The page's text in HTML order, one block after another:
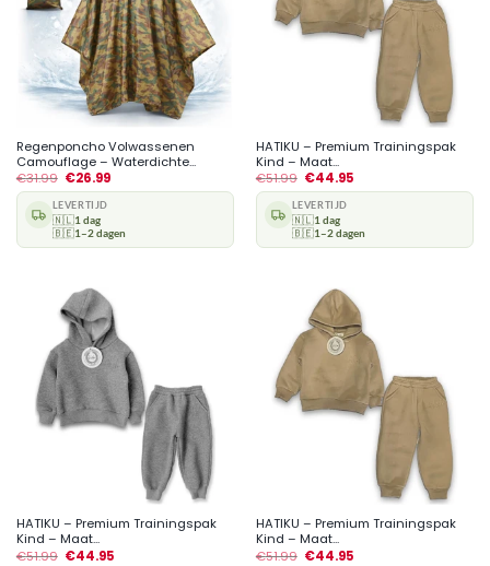
Regenponcho Volwassenen
Camouflage – Waterdichte...
€31.99 €26.99
LEVERTIJD
🇳🇱1 dag
🇧🇪1–2 dagen
HATIKU – Premium Trainingspak
Kind – Maat...
€51.99 €44.95
LEVERTIJD
🇳🇱1 dag
🇧🇪1–2 dagen
HATIKU – Premium Trainingspak
Kind – Maat...
€51.99 €44.95
HATIKU – Premium Trainingspak
Kind – Maat...
€51.99 €44.95